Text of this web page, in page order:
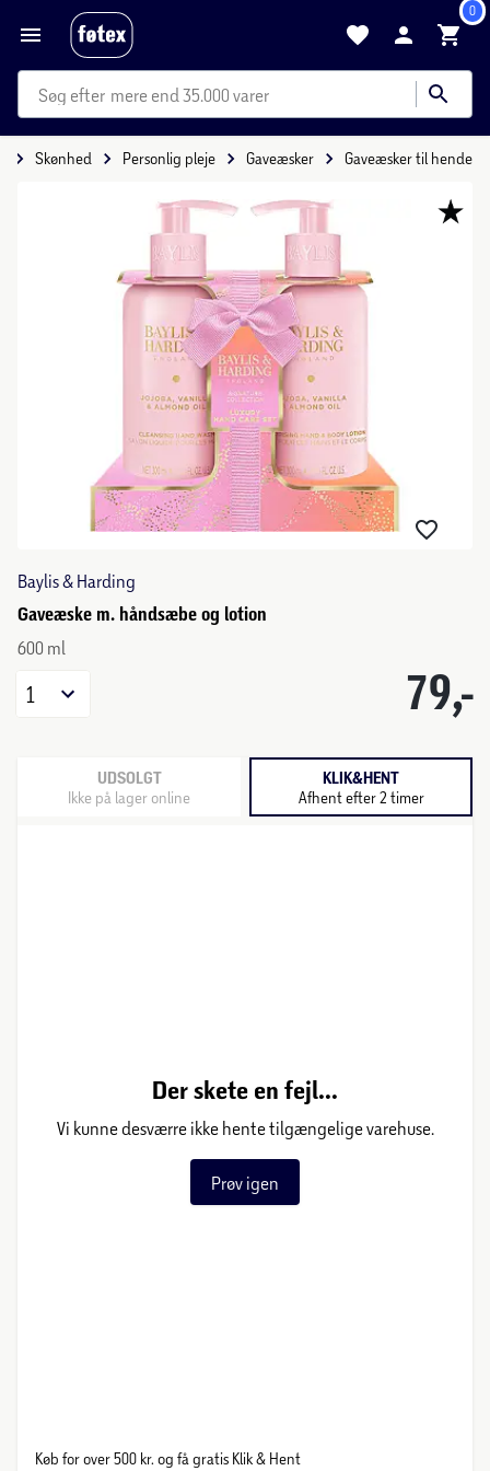
0
mere end 35.000 varer
Skønhed Personlig pleje Gaveæsker Gaveæsker til hende
Baylis & Harding
Gaveæske m. håndsæbe og lotion
600 ml
79,-
1
UDSOLGT
Ikke på lager online
KLIK&HENT
Afhent efter 2 timer
Der skete en fejl...
Vi kunne desværre ikke hente tilgængelige varehuse.
Prøv igen
Køb for over 500 kr. og få gratis Klik & Hent